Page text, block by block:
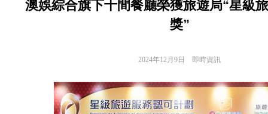
澳娛綜合旗下十間餐廳榮獲旅遊局“星級
獎”
2024年12月9日 即時資訊